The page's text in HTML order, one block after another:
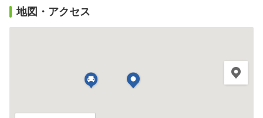
地図・アクセス